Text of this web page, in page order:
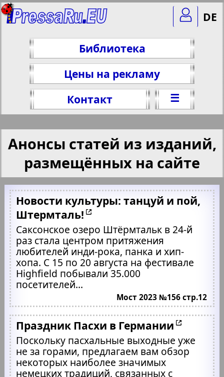
Библиотека
Цены на рекламу
Контакт
☰
DE
Анонсы статей из изданий,
размещённых на сайте
Новости культуры: танцуй и пой,
Штермталь!
Саксонское озеро Штёрмтальк в 24-й
раз стала центром притяжения
любителей инди-рока, панка и хип-
хопа. С 15 по 20 августа на фестивале
Highfield побывали 35.000
посетителей...
Мост 2023 №156 стр.12
Праздник Пасхи в Германии
Поскольку пасхальные выходные уже
не за горами, предлагаем вам обзор
некоторых наиболее значимых
немецких традиций, связанных с